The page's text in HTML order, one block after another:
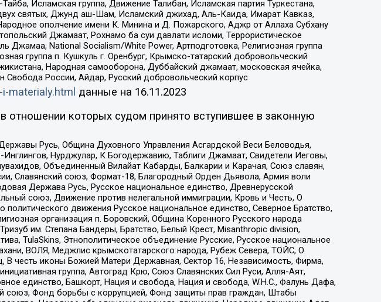
Исламская группа, Движение Талибан, Исламская партия Туркестана,
святых, Джунд аш-Шам, Исламский джихад, Аль-Каида, Имарат Кавказ,
ополчение имени К. Минина и Д. Пожарского, Аджр от Аллаха Субхану
Джамаат, Рохнамо ба суи давлати исломи, Террористическое
National Socialism/White Power, Артподготовка, Религиозная группа
группа п. Кушкуль г. Оренбург, Крымско-татарский добровольческий
Народная самооборона, Дуббайский джамаат, московская ячейка,
России, Айдар, Русский добровольческий корпус
materialy.html данные на 16.11.2023
отношении которых судом принято вступившее в законную
Русь, Община Духовного Управления Асгардской Веси Беловодья,
Нурджулар, К Богодержавию, Таблиги Джамаат, Свидетели Иеговы,
Объединенный Вилайат Кабарды, Балкарии и Карачая, Союз славян,
Славянский союз, Формат-18, Благородный Орден Дьявола, Армия воли
Держава Русь, Русское национальное единство, Древнерусской
союз, Движение против нелегальной иммиграции, Кровь и Честь, О
движения Русское национальное единство, Северное Братство,
организация п. Боровский, Община Коренного Русского народа
им. Степана Бандеры, Братство, Белый Крест, Misanthropic division,
TulaSkins, Этнополитическое объединение Русские, Русское национальное
ВОЛЯ, Меджлис крымскотатарского народа, Рубеж Севера, ТОЙС, О
честь иконы Божией Матери Державная, Сектор 16, Независимость, Фирма,
группа, Автоград Крю, Союз Славянских Сил Руси, Алля-Аят,
единство, Башкорт, Нация и свобода, Нация и свобода, W.H.С., Фалунь Дафа,
союз, Фонд борьбы с коррупцией, Фонд защиты прав граждан, Штабы